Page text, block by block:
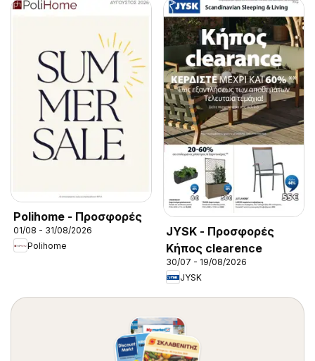
Polihome - Προσφορές
01/08 - 31/08/2026
Polihome
JYSK - Προσφορές
Κήπος clearence
30/07 - 19/08/2026
JYSK